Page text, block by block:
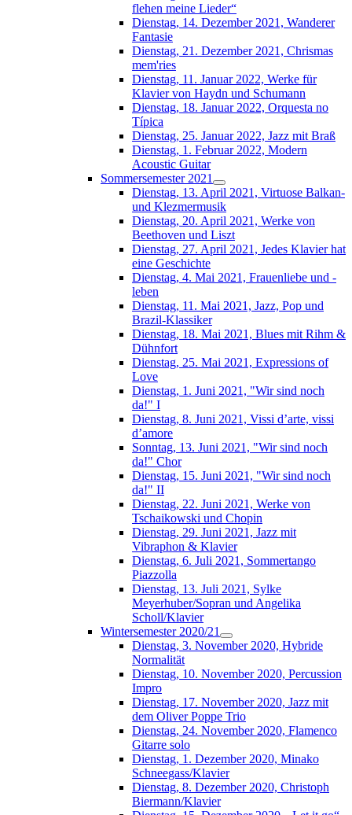
flehen meine Lieder“
Dienstag, 14. Dezember 2021, Wanderer
Fantasie
Dienstag, 21. Dezember 2021, Chrismas
mem'ries
Dienstag, 11. Januar 2022, Werke für
Klavier von Haydn und Schumann
Dienstag, 18. Januar 2022, Orquesta no
Típica
Dienstag, 25. Januar 2022, Jazz mit Braß
Dienstag, 1. Februar 2022, Modern
Acoustic Guitar
Sommersemester 2021
Dienstag, 13. April 2021, Virtuose Balkan-
und Klezmermusik
Dienstag, 20. April 2021, Werke von
Beethoven und Liszt
Dienstag, 27. April 2021, Jedes Klavier hat
eine Geschichte
Dienstag, 4. Mai 2021, Frauenliebe und -
leben
Dienstag, 11. Mai 2021, Jazz, Pop und
Brazil-Klassiker
Dienstag, 18. Mai 2021, Blues mit Rihm &
Dühnfort
Dienstag, 25. Mai 2021, Expressions of
Love
Dienstag, 1. Juni 2021, "Wir sind noch
da!" I
Dienstag, 8. Juni 2021, Vissi d’arte, vissi
d’amore
Sonntag, 13. Juni 2021, "Wir sind noch
da!" Chor
Dienstag, 15. Juni 2021, "Wir sind noch
da!" II
Dienstag, 22. Juni 2021, Werke von
Tschaikowski und Chopin
Dienstag, 29. Juni 2021, Jazz mit
Vibraphon & Klavier
Dienstag, 6. Juli 2021, Sommertango
Piazzolla
Dienstag, 13. Juli 2021, Sylke
Meyerhuber/Sopran und Angelika
Scholl/Klavier
Wintersemester 2020/21
Dienstag, 3. November 2020, Hybride
Normalität
Dienstag, 10. November 2020, Percussion
Impro
Dienstag, 17. November 2020, Jazz mit
dem Oliver Poppe Trio
Dienstag, 24. November 2020, Flamenco
Gitarre solo
Dienstag, 1. Dezember 2020, Minako
Schneegass/Klavier
Dienstag, 8. Dezember 2020, Christoph
Biermann/Klavier